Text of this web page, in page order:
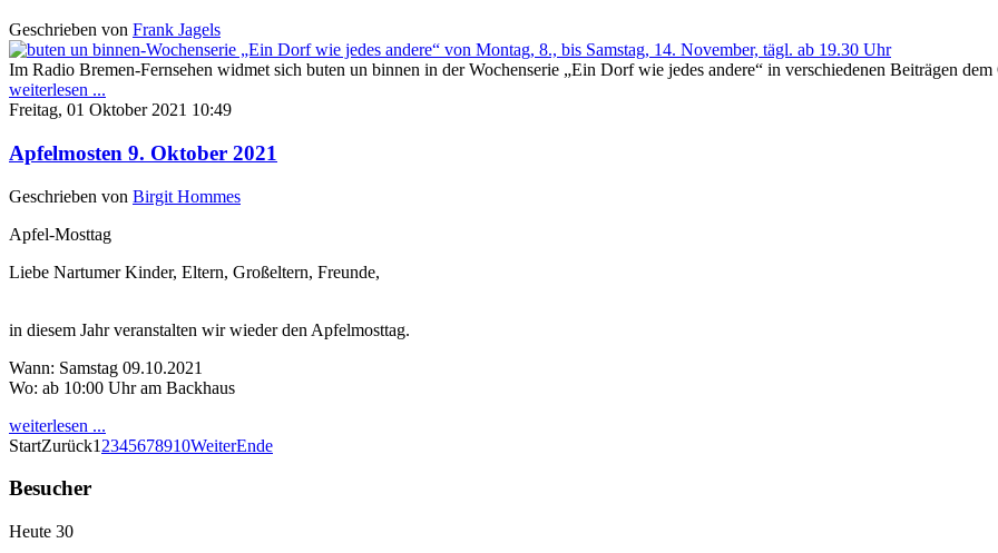
Geschrieben von Frank Jagels
Im Radio Bremen-Fernsehen widmet sich buten un binnen in der Wochenserie „Ein Dorf wie jedes andere“ in verschiedenen Beiträgen
weiterlesen ...
Freitag, 01 Oktober 2021 10:49
Apfelmosten 9. Oktober 2021
Geschrieben von Birgit Hommes
Apfel-Mosttag
Liebe Nartumer Kinder, Eltern, Großeltern, Freunde,
in diesem Jahr veranstalten wir wieder den Apfelmosttag.
Wann: Samstag 09.10.2021
Wo: ab 10:00 Uhr am Backhaus
weiterlesen ...
StartZurück1 2345678910WeiterEnde
Besucher
Heute 30